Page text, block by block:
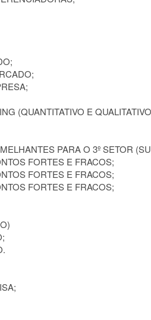
(QUANTITATIVO E
PARA O 3º SETOR
FORTES E FRACOS;
FORTES E FRACOS;
FORTES E FRACOS;